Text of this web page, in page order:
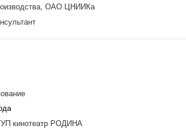
ОАО ЦНИИКа
кинотеатр РОДИНА